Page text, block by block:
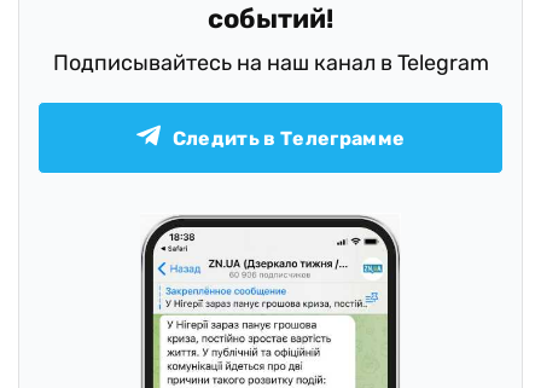
событий!
Подписывайтесь на наш канал в Telegram
Следить в Телеграмме